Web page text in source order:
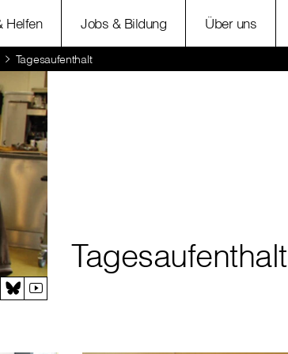
Helfen Jobs & Bildung Über uns
Tagesaufenthalt
Tagesaufenthalt